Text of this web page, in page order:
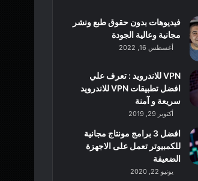
فيديوهات بدون حقوق طبع ونشر
مجانية وعالية الجودة
أغسطس 16, 2022
VPN للاندرويد : تعرف علي
افضل تطبيقات VPN للاندرويد
سريعة و آمنة
أكتوبر 29, 2019
افضل 3 برامج مونتاج مجانية
للكمبيوتر تعمل على الاجهزة
الضعيفة
يونيو 22, 2020